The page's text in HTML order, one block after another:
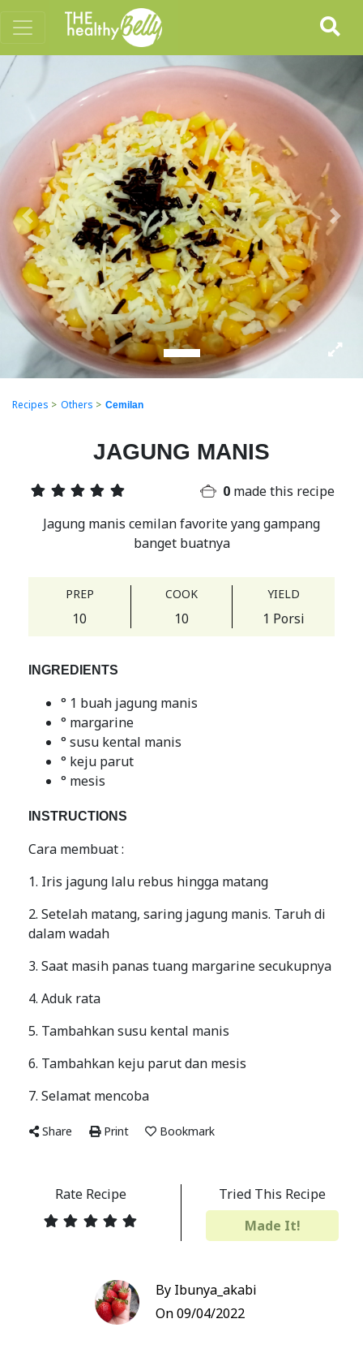
Previous Next
Recipes > Others > Cemilan
JAGUNG MANIS
0 made this recipe
Jagung manis cemilan favorite yang gampang
banget buatnya
PREP
10
COOK
10
YIELD
1 Porsi
INGREDIENTS
° 1 buah jagung manis
° margarine
° susu kental manis
° keju parut
° mesis
INSTRUCTIONS
Cara membuat :
1. Iris jagung lalu rebus hingga matang
2. Setelah matang, saring jagung manis. Taruh di
dalam wadah
3. Saat masih panas tuang margarine secukupnya
4. Aduk rata
5. Tambahkan susu kental manis
6. Tambahkan keju parut dan mesis
7. Selamat mencoba
Share Print Bookmark
Rate Recipe
Tried This Recipe
Made It!
By Ibunya_akabi
On 09/04/2022